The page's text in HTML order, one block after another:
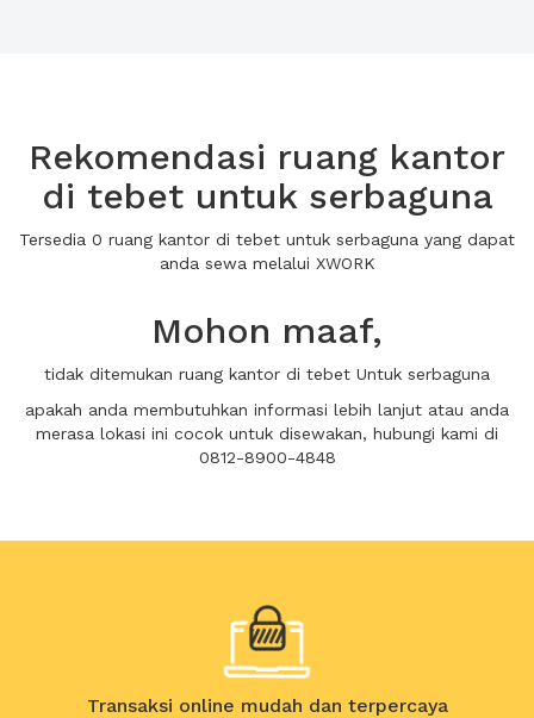
Rekomendasi ruang kantor
di tebet untuk serbaguna
Tersedia 0 ruang kantor di tebet untuk serbaguna yang dapat
anda sewa melalui XWORK
Mohon maaf,
tidak ditemukan ruang kantor di tebet Untuk serbaguna
apakah anda membutuhkan informasi lebih lanjut atau anda
merasa lokasi ini cocok untuk disewakan, hubungi kami di
0812-8900-4848
Transaksi online mudah dan terpercaya